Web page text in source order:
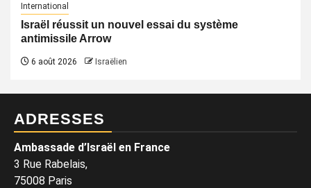
International
Israël réussit un nouvel essai du système
antimissile Arrow
6 août 2026 Israëlien
ADRESSES
Ambassade d’Israël en France
3 Rue Rabelais,
75008 Paris